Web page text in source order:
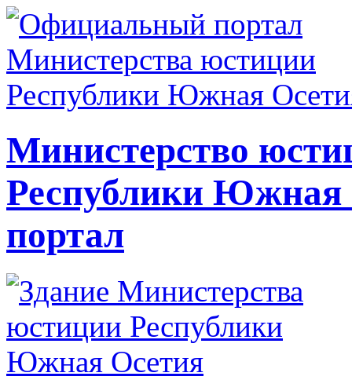
Министерство
Республики
портал